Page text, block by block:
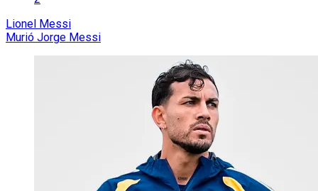
Lionel Messi
Murió Jorge Messi